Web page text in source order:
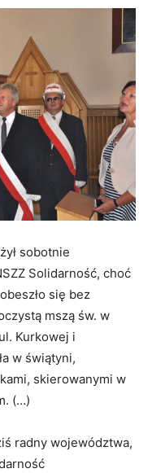
sobotnie
Solidarność, choć
się bez
mszą św. w
Kurkowej i
w świątyni,
skierowanymi w
(…)
radny województwa,